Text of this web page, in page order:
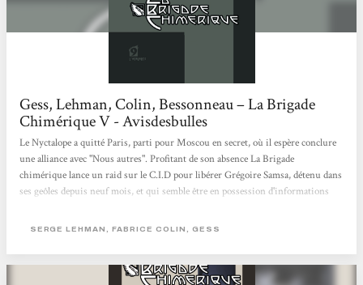
Gess, Lehman, Colin, Bessonneau – La Brigade
Chimérique V - Avisdesbulles
Le Nyctalope a quitté Paris, parti pour Moscou en secret, où il espère conclure
une alliance avec "Nous autres". Profitant de son absence La Brigade
chimérique lance un raid sur le C.I.D pour libérer Grégoire Samsa, détenu dans
ses geôles depuis neuf mois, et qui semble être en possession d'informations
ville de Metropolis où Mabuse semble avoir réussi à créer l'impossible. Le
autres ne s'alliera jamais avec...
SERGE LEHMAN, FABRICE COLIN, GESS